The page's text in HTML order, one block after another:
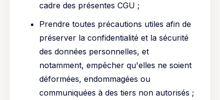
cadre des présentes CGU ;
Prendre toutes précautions utiles afin de
préserver la confidentialité et la sécurité
des données personnelles, et
notamment, empêcher qu'elles ne soient
déformées, endommagées ou
communiquées à des tiers non autorisés ;